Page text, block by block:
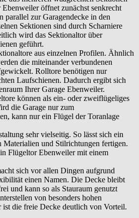
öffnet zunächst senkrecht
parallel zur Garagendecke in den
Sektionen sind durch Scharniere
wird das Sektionaltor über
geführt.
aus einzelnen Profilen. Ähnlich
die miteinander verbundenen
Rolltore benötigen nur
Laufschienen. Dadurch ergibt sich
Ihrer Garage Ebenweiler.
können als ein- oder zweiflügeliges
die Garage nur zum
kann nur ein Flügel der Toranlage
sehr vielseitig. So lässt sich ein
Materialien und Stilrichtungen fertigen.
Flügeltor Ebenweiler mit einem
sich vor allen Dingen aufgrund
einen Namen. Die Decke bleibt
und kann so als Stauraum genutzt
von besonders hohen
ist die freie Decke deutlich von Vorteil.